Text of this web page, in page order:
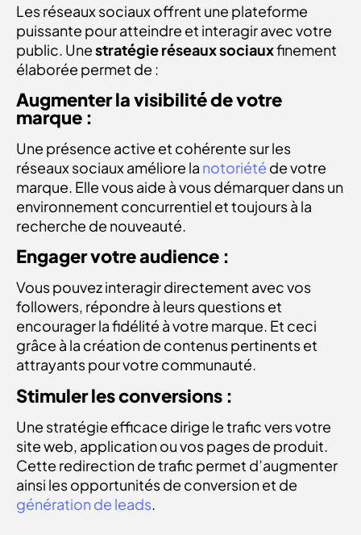
Les réseaux sociaux offrent une plateforme
puissante pour atteindre et interagir avec votre
public. Unestratégie réseaux sociauxfinement
élaborée permet de :
Augmenter la visibilité de votre
marque :
Une présence active et cohérente sur les
réseaux sociaux améliore la notoriété de votre
marque. Elle vous aide à vous démarquer dans un
environnement concurrentiel et toujours à la
recherche de nouveauté.
Engager votre audience :
Vous pouvez interagir directement avec vos
followers, répondre à leurs questions et
encourager la fidélité à votre marque. Et ceci
grâce à la création de contenus pertinents et
attrayants pour votre communauté.
Stimuler les conversions :
Une stratégie efficace dirige le trafic vers votre
site web, application ou vos pages de produit.
Cette redirection de trafic permet d’augmenter
ainsi les opportunités de conversion et de
génération de leads.